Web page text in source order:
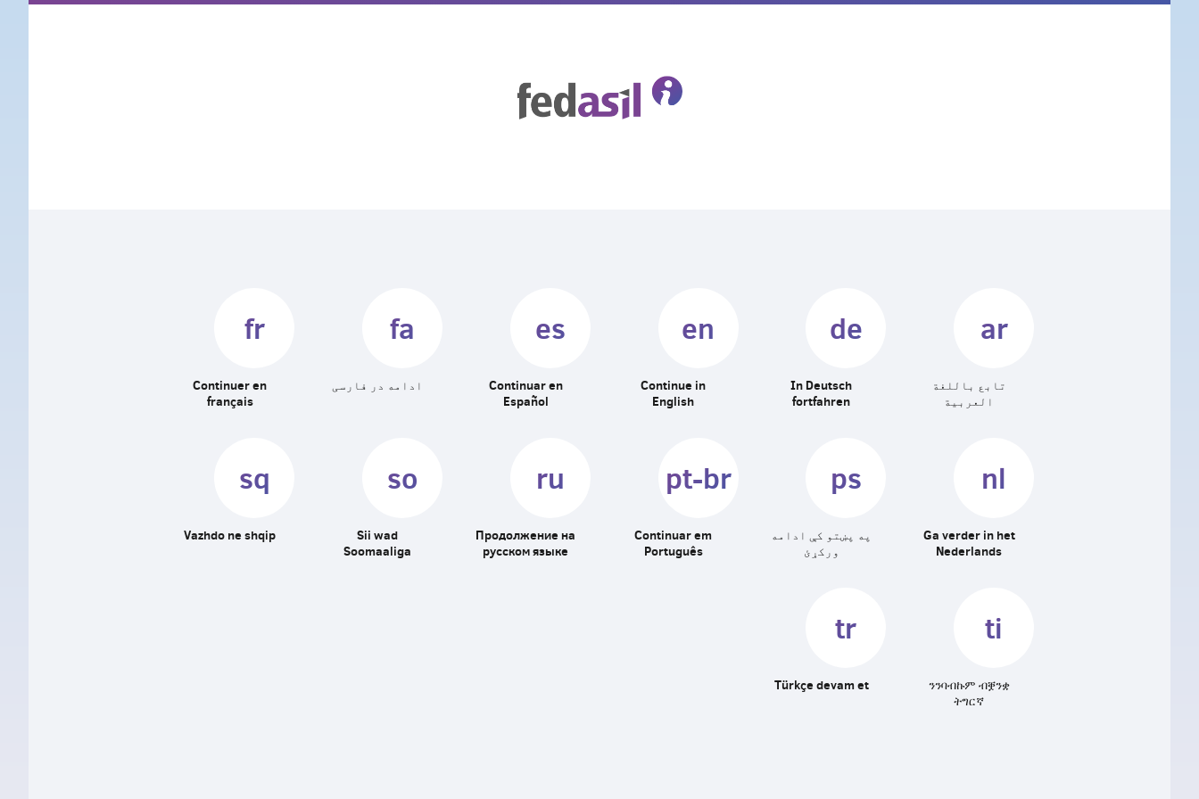
main
content
ar
تابع باللغة
العربية
de
In Deutsch
fortfahren
en
Continue in
English
es
Continuar en
Español
fa
ادامه در فارسی
fr
Continuer en
français
nl
Ga verder in het
Nederlands
ps
په پښتو کې ادامه
ورکړئ
pt-br
Continuar em
Português
ru
Продолжение на
русском языке
so
Sii wad
Soomaaliga
sq
Vazhdo ne shqip
ti
ንንባብኩም ብቛንቋ
ትግርኛ
tr
Türkçe devam et